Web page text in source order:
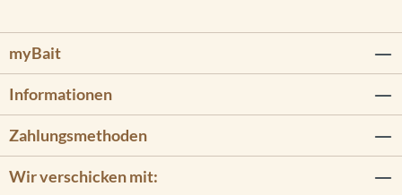
myBait
Informationen
Zahlungsmethoden
Wir verschicken mit: